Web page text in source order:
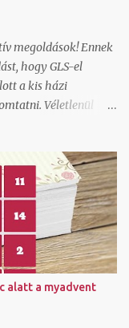
megoldások! Ennek
hogy GLS-el
a kis házi
Véletlenül
láttam, hogy itt ha
nyomtatnom,
Ez tetszett!
szerződött
vannak feláras
és
átmeneti
Tudom,
áron, hogy a
alatt a myadvent